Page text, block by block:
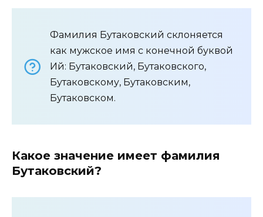
Фамилия Бутаковский склоняется
как мужское имя с конечной буквой
Ий: Бутаковский, Бутаковского,
Бутаковскому, Бутаковским,
Бутаковском.
Какое значение имеет фамилия
Бутаковский?